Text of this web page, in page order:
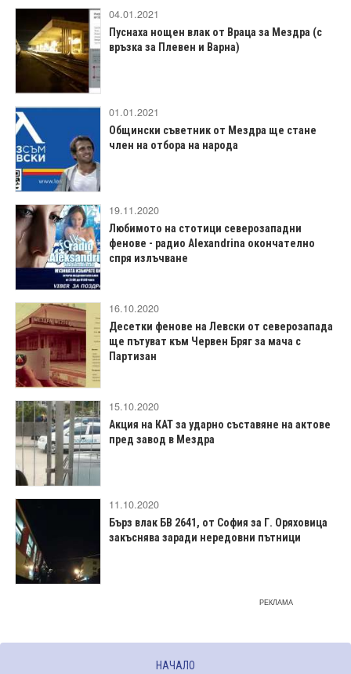
04.01.2021
Пуснаха нощен влак от Враца за Мездра (с
връзка за Плевен и Варна)
01.01.2021
Общински съветник от Мездра ще стане
член на отбора на народа
19.11.2020
Любимото на стотици северозападни
фенове - радио Alexandrina окончателно
спря излъчване
16.10.2020
Десетки фенове на Левски от северозапада
ще пътуват към Червен Бряг за мача с
Партизан
15.10.2020
Акция на КАТ за ударно съставяне на актове
пред завод в Мездра
11.10.2020
Бърз влак БВ 2641, от София за Г. Оряховица
закъснява заради нередовни пътници
РЕКЛАМА
НАЧАЛО